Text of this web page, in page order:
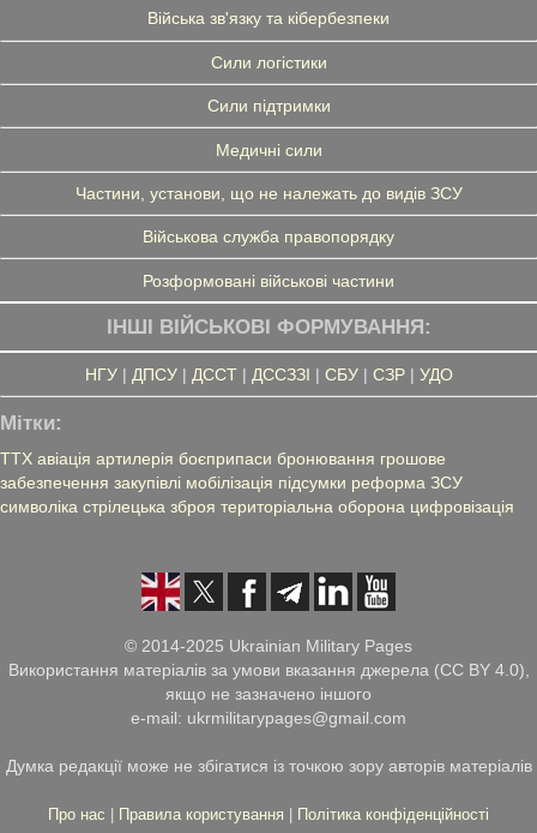
Війська зв'язку та кібербезпеки
Сили логістики
Сили підтримки
Медичні сили
Частини, установи, що не належать до видів ЗСУ
Військова служба правопорядку
Розформовані військові частини
ІНШІ ВІЙСЬКОВІ ФОРМУВАННЯ:
НГУ| ДПСУ| ДССТ| ДССЗЗІ | СБУ| СЗР| УДО
Мітки:
ТТХ авіація артилерія боєприпаси бронювання грошове
забезпечення закупівлі мобілізація підсумки реформа ЗСУ
символіка стрілецька зброя територіальна оборона цифровізація
© 2014-2025 Ukrainian Military Pages
Використання матеріалів за умови вказання джерела (CC BY 4.0),
якщо не зазначено іншого
e-mail: ukrmilitarypages@gmail.com
Думка редакції може не збігатися із точкою зору авторів матеріалів
Про нас Правила користування Політика конфіденційності